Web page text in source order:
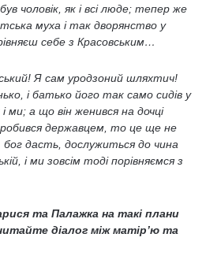
чоловік, як і всі люде; тепер же
муха і так дворянство у
себе з Красовським…
Я сам уродзоний шляхтич!
і батько його так само сидів у
ми; а що він женився на дочці
державцем, то це ще не
дасть, дослужиться до чина
і ми зовсім тоді порівняємся з
та Палажка на такі плани
діалог між матір’ю та